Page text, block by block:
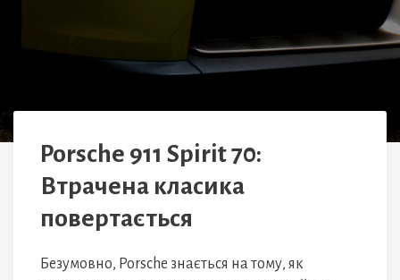
Porsche 911 Spirit 70:
Втрачена класика
повертається
Безумовно, Porsche знається на тому, як